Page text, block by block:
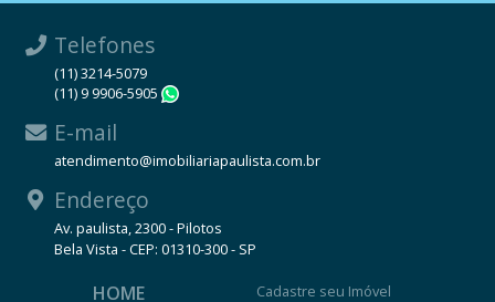
Telefones
(11) 3214-5079
(11) 9 9906-5905
E-mail
atendimento@imobiliariapaulista.com.br
Endereço
Av. paulista, 2300 - Pilotos
Bela Vista - CEP: 01310-300 - SP
HOME Cadastre seu Imóvel